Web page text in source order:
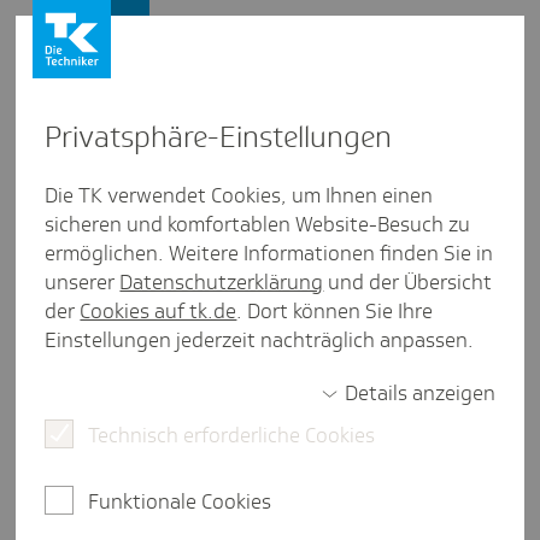
Menschen an Saar, Rhein und
Main wollen bei Pfle­ge­be­dürf­
tig­keit zuhause wohnen bleiben
Pres­se­mit­tei­lung aus Saar­land
Presse und Politik Gesundheitspolitik
Saarbrücken, 9. Juli 2025.Pflegebedürftigkeit kann
Menschen bei Betroffenheit leben? Ein Pflegeheim
Privat­sphäre-Einstel­lungen
Die TK verwendet Cookies, um Ihnen einen
sicheren und komfortablen Website-Besuch zu
ermöglichen. Weitere Informationen finden Sie in
unserer Datenschutzerklärung und der Übersicht
der Cookies auf tk.de. Dort können Sie Ihre
Einstellungen jederzeit nachträglich anpassen.
Details anzeigen
Technisch erforderliche Cookies
Funktionale Cookies